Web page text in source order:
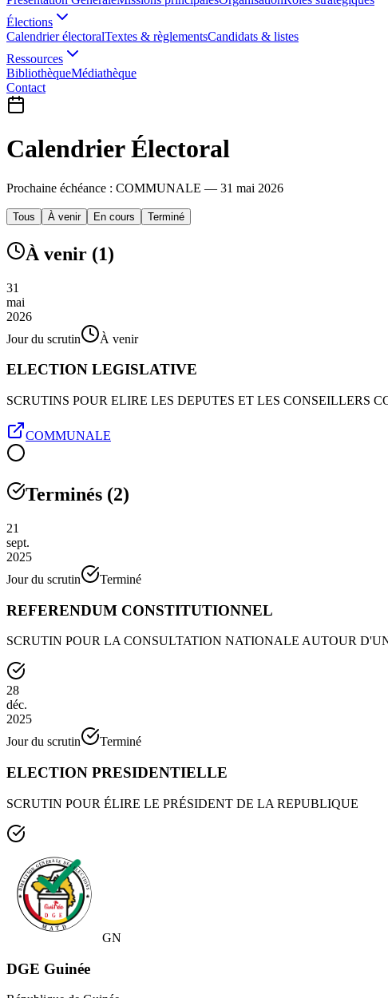
Élections
Calendrier électoralTextes & règlementsCandidats & listes
Ressources
BibliothèqueMédiathèque
Contact
Calendrier Électoral
Prochaine échéance : COMMUNALE — 31 mai 2026
Tous À venir En cours Terminé
À venir (1)
31
mai
2026
Jour du scrutin
À venir
ELECTION LEGISLATIVE
SCRUTINS POUR ELIRE LES DEPUTES ET LES CONSEILLERS
COMMUNALE
Terminés (2)
21
sept.
2025
Jour du scrutin
Terminé
REFERENDUM CONSTITUTIONNEL
SCRUTIN POUR LA CONSULTATION NATIONALE AUTOUR
28
déc.
2025
Jour du scrutin
Terminé
ELECTION PRESIDENTIELLE
SCRUTIN POUR ÉLIRE LE PRÉSIDENT DE LA REPUBLIQUE
GN
DGE Guinée